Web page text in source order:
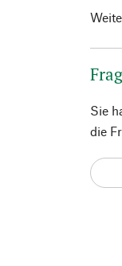
Sie
die